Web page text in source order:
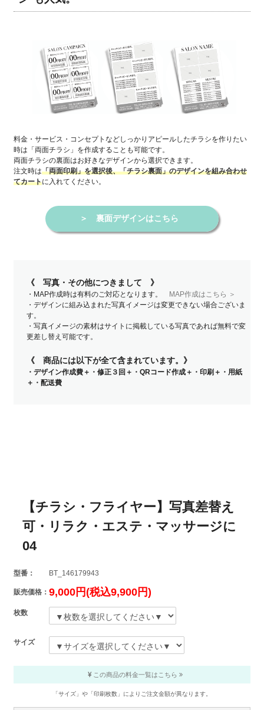
料金・サービス・コンセプトなどしっかりアピールしたチラシを作りたい
時は「両面チラシ」を作成することも可能です。
両面チラシの裏面はお好きなデザインから選択できます。
注文時は「両面印刷」を選択後、「チラシ裏面」のデザインを組み合わせ
てカートに入れてください。
＞ 裏面デザインはこちら
《 写真・その他につきまして 》
・MAP作成時は有料のご対応となります。
MAP作成はこちら ＞
・デザインに組み込まれた写真イメージは変更できない場合ございま
す。
・写真イメージの素材はサイトに掲載している写真であれば無料で変
更差し替え可能です。
《 商品には以下が全て含まれています。》
・デザイン作成費＋・修正３回＋・QRコード作成＋・印刷＋・用紙
＋・配送費
【チラシ・フライヤー】写真差替え
可・リラク・エステ・マッサージに
04
型番： BT_146179943
販売価格： 9,000円(税込9,900円)
枚数
サイズ
この商品の料金一覧はこちら
「サイズ」や「印刷枚数」によりご注文金額が異なります。